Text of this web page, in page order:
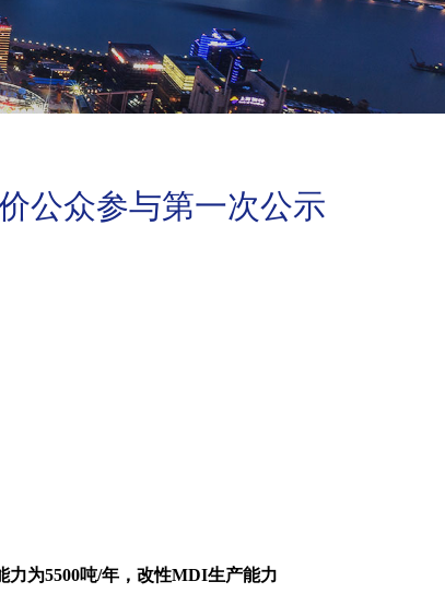
公众参与第一次公示
力为5500吨/年，改性MDI生产能力